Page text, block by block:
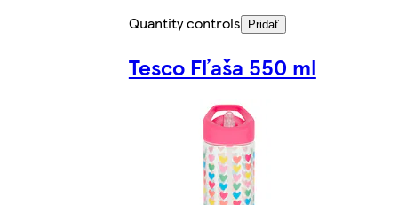
Quantity controls
Pridať
Tesco Fľaša 550 ml